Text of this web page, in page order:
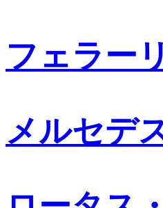
フェラーリ
メルセデ